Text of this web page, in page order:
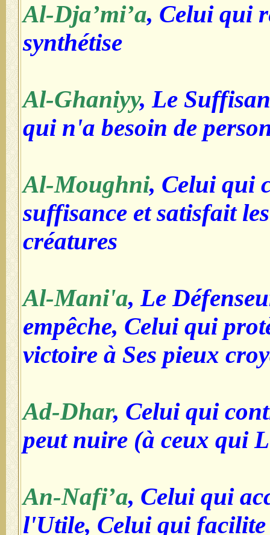
Al-Dja’mi’a, Celui qui
synthétise
Al-Ghaniyy, Le
qui n'a besoin de
Al-Moughni, Celui qui
suffisance et satisfait
créatures
Al-Mani'a, Le
empêche, Celui qui
victoire à Ses pieux
Ad-Dhar, Celui qui
peut nuire (à ceux qui
An-Nafi’a, Celui qui
l'Utile, Celui qui